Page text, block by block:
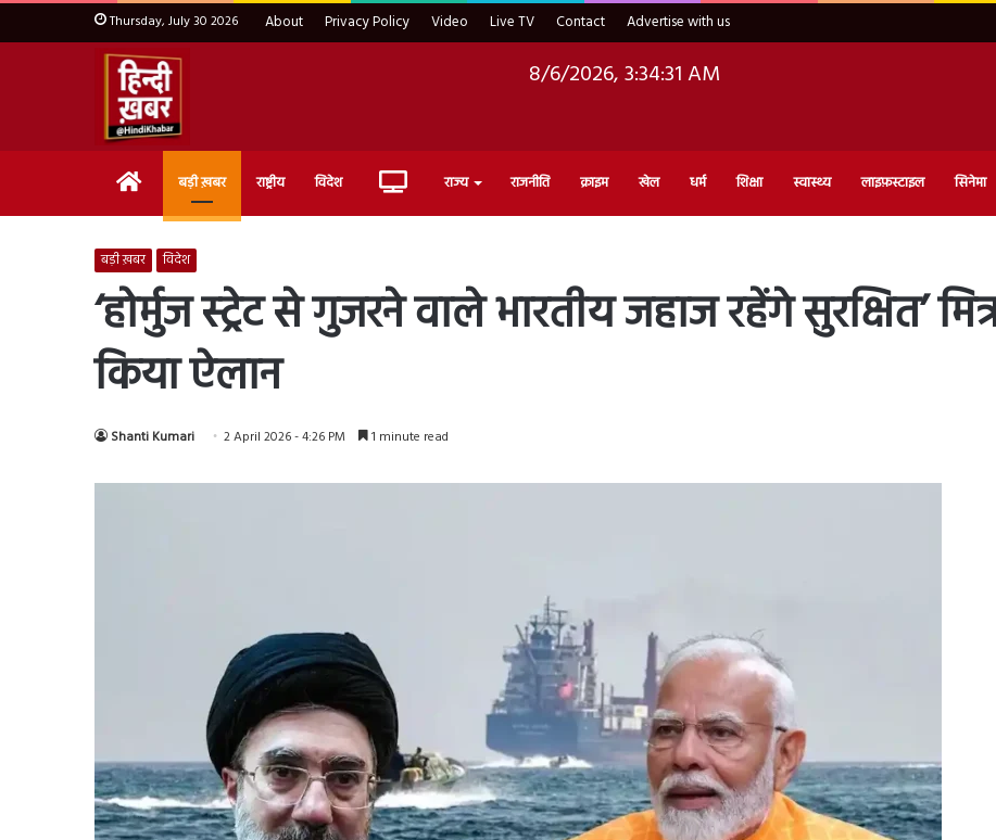
Thursday, July 30 2026 About Privacy Policy Video Live TV Contact Advertise with us
8/6/2026, 3:34:32 AM
Home बड़ी ख़बर राष्ट्रीय विदेश Live राज्य राजनीति क्राइम खेल धर्म शिक्षा स्वास्थ्य लाइफ़स्टाइल सिनेमा
बड़ी ख़बर विदेश
‘होर्मुज स्ट्रेट से गुजरने वाले भारतीय जहाज रहेंगे सुरक्षित’
किया ऐलान
Shanti Kumari 2 April 2026 - 4:26 PM 1 minute read